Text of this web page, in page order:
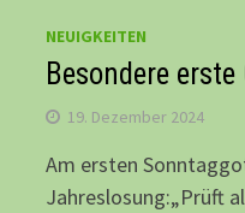
NEUIGKEITEN
Besondere
19. Dezember 2024
Am ersten
Jahreslosung:„Prüft